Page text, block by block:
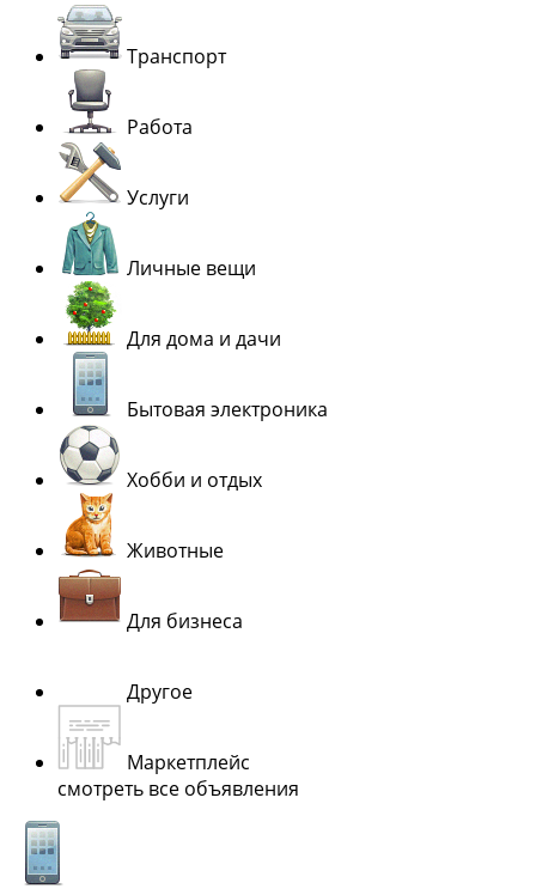
Транспорт
Работа
Услуги
Личные вещи
Для дома и дачи
Бытовая электроника
Хобби и отдых
Животные
Для бизнеса
Другое
Маркетплейс
смотреть все объявления